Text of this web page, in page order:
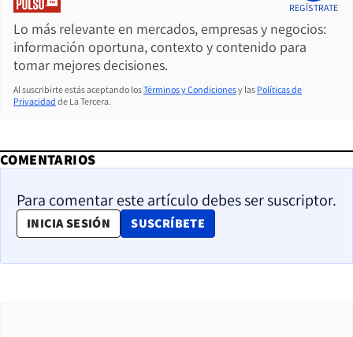
Lo más relevante en mercados, empresas y negocios:
información oportuna, contexto y contenido para
tomar mejores decisiones.
REGÍSTRATE
Al suscribirte estás aceptando losTérminos y Condicionesy las Políticas de
Privacidad de La Tercera.
COMENTARIOS
Para comentar este artículo debes ser suscriptor.
INICIA SESIÓN SUSCRÍBETE
OPENS IN NEW WINDOW